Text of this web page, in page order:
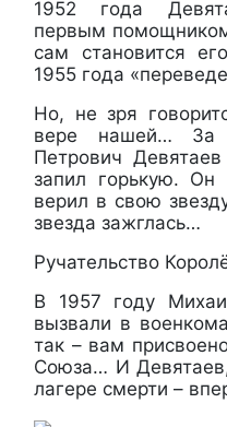
1952 года
первым
сам становится
1955 года
Но, не зря
вере нашей… За
Петрович
запил горькую. Он
верил в свою
звезда зажглась…
Ручательство
В 1957 году
вызвали в
так – вам
Союза… И
лагере смерти –